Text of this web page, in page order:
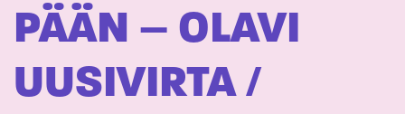
PÄÄN – OLAVI
UUSIVIRTA /